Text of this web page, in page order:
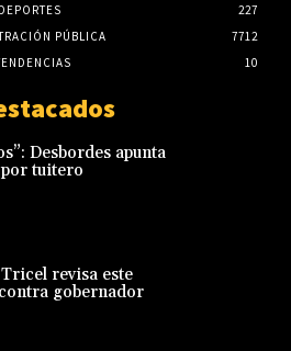
DEPORTES
227
PÚBLICA
7712
10
Desbordes apunta
tuitero
revisa este
gobernador